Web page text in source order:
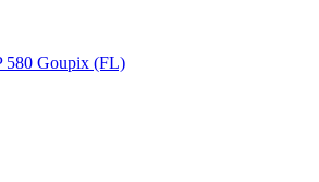
580 Goupix (FL)